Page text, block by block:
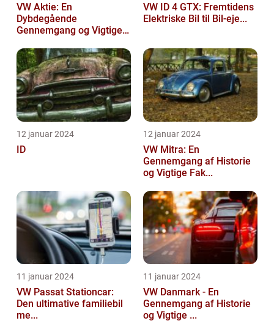
VW Aktie: En
Dybdegående
Gennemgang og Vigtige
VW ID 4 GTX: Fremtidens
Elektriske Bil til Bil-eje...
12 januar 2024
ID
12 januar 2024
VW Mitra: En
Gennemgang af Historie
og Vigtige Fak...
11 januar 2024
VW Passat Stationcar:
Den ultimative familiebil
me...
11 januar 2024
VW Danmark - En
Gennemgang af Historie
og Vigtige ...